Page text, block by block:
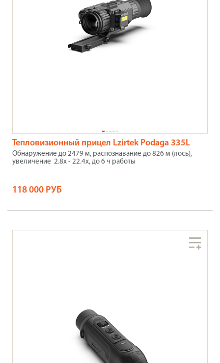
Тепловизионный прицел Lzirtek Podaga 335L
Обнаружение до 2479 м, распознавание до 826 м (лось),
увеличение 2.8x - 22.4x, до 6 ч работы
118 000 РУБ